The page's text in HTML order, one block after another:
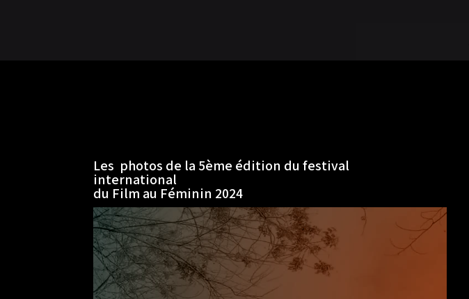
Les photos de la 5ème édition du festival
international
du Film au Féminin 2024